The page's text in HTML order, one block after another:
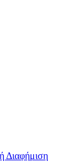
Διαφήμιση